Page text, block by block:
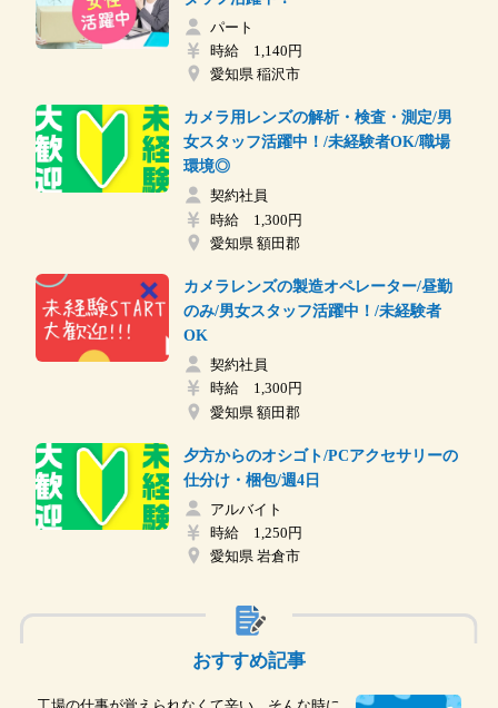
パート
時給 1,140円
愛知県 稲沢市
カメラ用レンズの解析・検査・測定/男
女スタッフ活躍中！/未経験者OK/職場
環境◎
契約社員
時給 1,300円
愛知県 額田郡
カメラレンズの製造オペレーター/昼勤
のみ/男女スタッフ活躍中！/未経験者
OK
契約社員
時給 1,300円
愛知県 額田郡
夕方からのオシゴト/PCアクセサリーの
仕分け・梱包/週4日
アルバイト
時給 1,250円
愛知県 岩倉市
おすすめ記事